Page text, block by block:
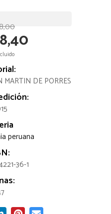
DE PORRES
peruana
36-1